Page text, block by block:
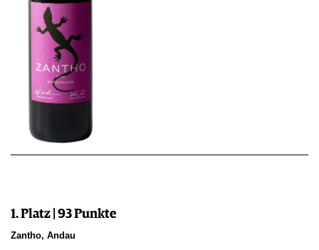
1. Platz | 93 Punkte
Zantho, Andau